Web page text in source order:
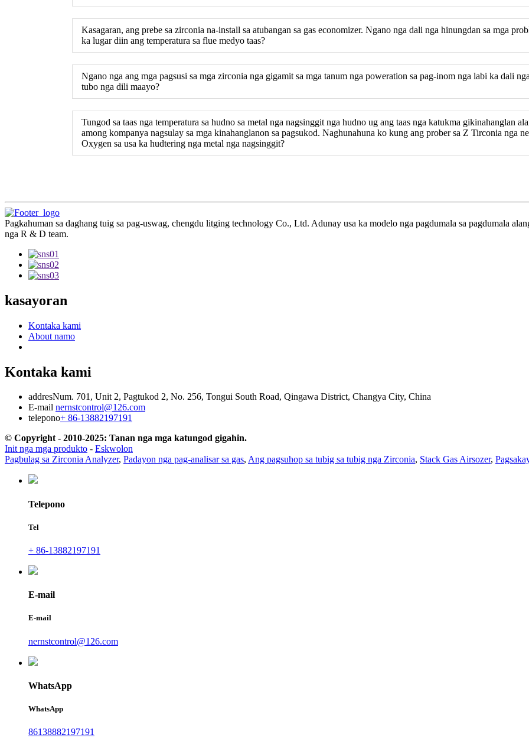
Kasagaran, ang prebe sa zirconia na-install sa atubangan sa gas economizer. Ngano nga dali nga hinungdan sa mga
ka lugar diin ang temperatura sa flue medyo taas?
Ngano nga ang mga pagsusi sa mga zirconia nga gigamit sa mga tanum nga poweration sa pag-inom nga labi ka dali
tubo nga dili maayo?
Tungod sa taas nga temperatura sa hudno sa metal nga nagsinggit nga hudno ug ang taas nga katukma gikinahanglan
among kompanya nagsulay sa mga kinahanglanon sa pagsukod. Naghunahuna ko kung ang prober sa Z Tirconia nga
Oxygen sa usa ka hudtering nga metal nga nagsinggit?
Pagkahuman sa daghang tuig sa pag-uswag, chengdu litging technology Co., Ltd. Adunay usa ka modelo nga pagdumala sa pagdumala
nga R & D team.
kasayoran
Kontaka kami
About namo
Kontaka kami
addresNum. 701, Unit 2, Pagtukod 2, No. 256, Tongui South Road, Qingawa District, Changya City, China
E-mail nernstcontrol@126.com
telepono+ 86-13882197191
© Copyright - 2010-2025: Tanan nga mga katungod gigahin.
Init nga mga produkto - Eskwolon
Pagbulag sa Zirconia Analyzer, Padayon nga pag-analisar sa gas, Ang pagsuhop sa tubig sa tubig nga Zirconia, Stack Gas Airsozer,
Telepono
Tel
+ 86-13882197191
E-mail
E-mail
nernstcontrol@126.com
WhatsApp
WhatsApp
86138882197191